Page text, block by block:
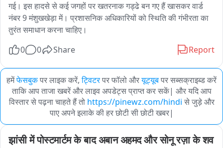
गई। इस हादसे से कई जगहों पर खतरनाक गड्ढे बन गए हैं खासकर वार्ड
नंबर 9 मंशुखखेड़ा में। प्रशासनिक अधिकारियों को स्थिति की गंभीरता का
तुरंत समाधान करना चाहिए।
0
0 Share Report
हमेंफेसबुकपर लाइक करें, ट्विटरपर फॉलो औरयूट्यूबपर सब्सक्राइब्ड करें
ताकि आप ताजा खबरें और लाइव अपडेट्स प्राप्त कर सकें| और यदि आप
विस्तार से पढ़ना चाहते हैं तो https://pinewz.com/hindi से जुड़े और
पाए अपने इलाके की हर छोटी सी छोटी खबर|
झांसी में पोस्टमार्टम के बाद अबान अहमद और सोनू रज़ा के शव